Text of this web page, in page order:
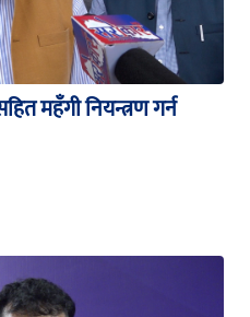
महँगी नियन्त्रण गर्न